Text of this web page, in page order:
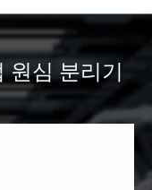
원심 분리기